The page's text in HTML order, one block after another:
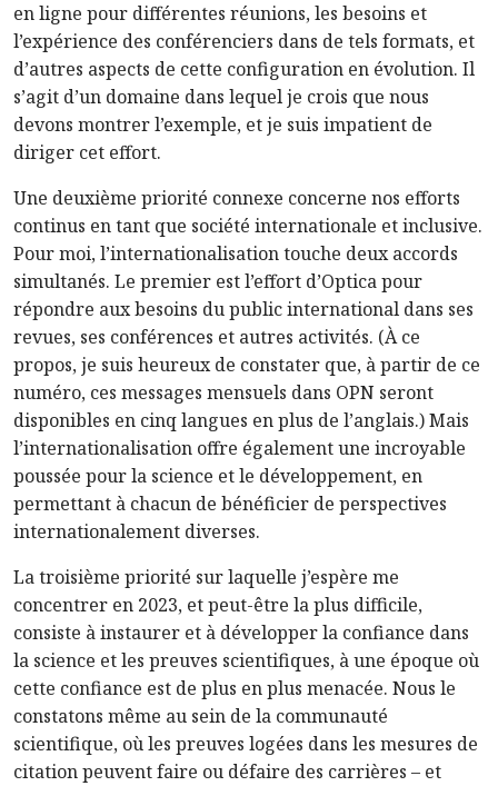
en ligne pour différentes réunions, les besoins et
l’expérience des conférenciers dans de tels formats, et
d’autres aspects de cette configuration en évolution. Il
s’agit d’un domaine dans lequel je crois que nous
devons montrer l’exemple, et je suis impatient de
diriger cet effort.
Une deuxième priorité connexe concerne nos efforts
continus en tant que société internationale et inclusive.
Pour moi, l’internationalisation touche deux accords
simultanés. Le premier est l’effort d’Optica pour
répondre aux besoins du public international dans ses
revues, ses conférences et autres activités. (À ce
propos, je suis heureux de constater que, à partir de ce
numéro, ces messages mensuels dans OPN seront
disponibles en cinq langues en plus de l’anglais.) Mais
l’internationalisation offre également une incroyable
poussée pour la science et le développement, en
permettant à chacun de bénéficier de perspectives
internationalement diverses.
La troisième priorité sur laquelle j’espère me
concentrer en 2023, et peut-être la plus difficile,
consiste à instaurer et à développer la confiance dans
la science et les preuves scientifiques, à une époque où
cette confiance est de plus en plus menacée. Nous le
constatons même au sein de la communauté
scientifique, où les preuves logées dans les mesures de
citation peuvent faire ou défaire des carrières – et